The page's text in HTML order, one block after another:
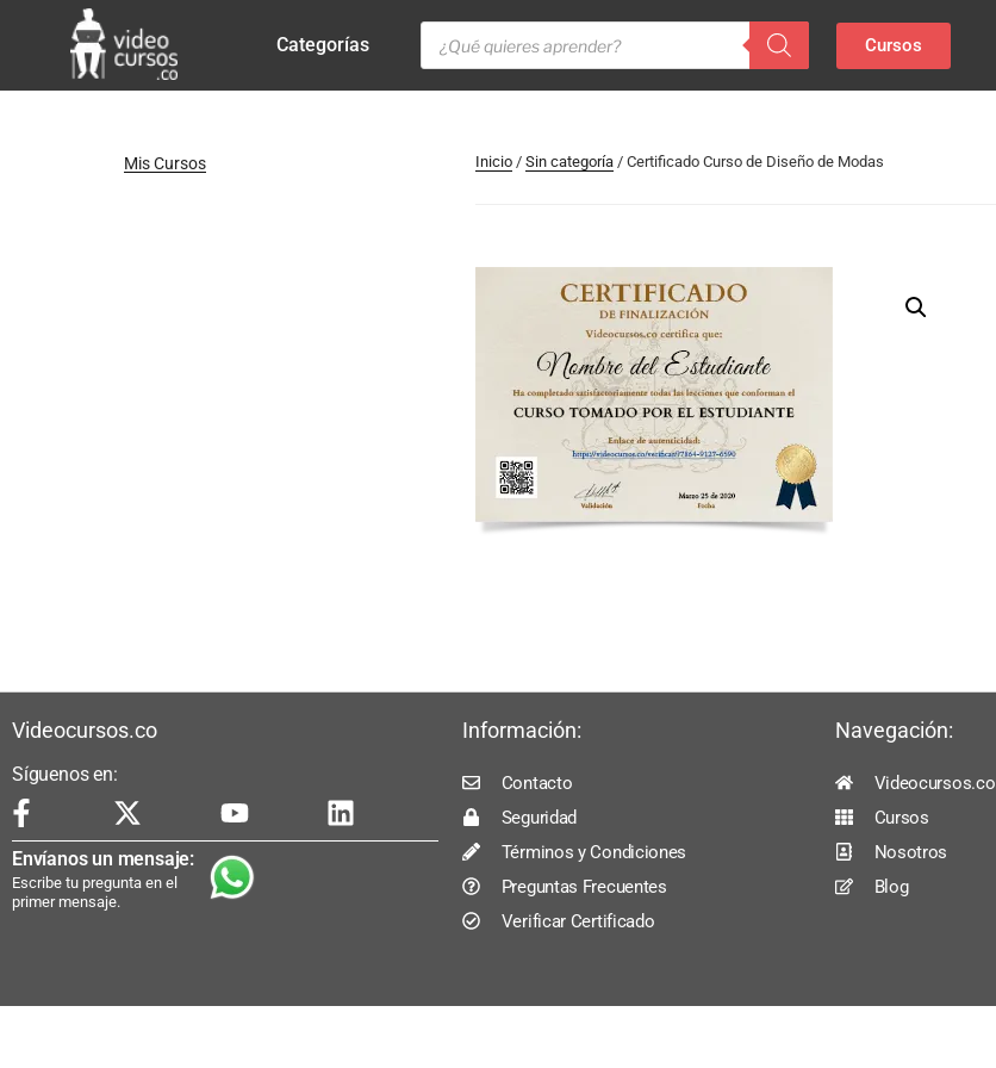
Categorías Cursos
Inicio /Sin categoría / Certificado Curso de Diseño de Modas
Mis Cursos
Videocursos.co
Síguenos en:
Envíanos un mensaje:
Escribe tu pregunta en el
primer mensaje.
Información:
Contacto
Seguridad
Términos y Condiciones
Preguntas Frecuentes
Verificar Certificado
Navegación:
Videocursos.co
Cursos
Nosotros
Blog